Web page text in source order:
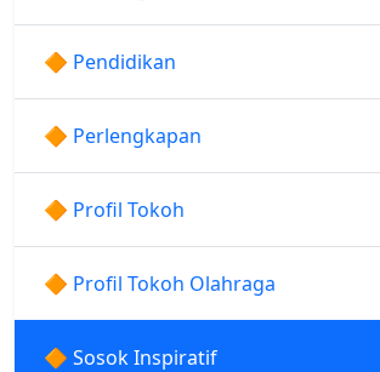
🔶 Pendidikan
🔶 Perlengkapan
🔶 Profil Tokoh
🔶 Profil Tokoh Olahraga
🔶 Sosok Inspiratif